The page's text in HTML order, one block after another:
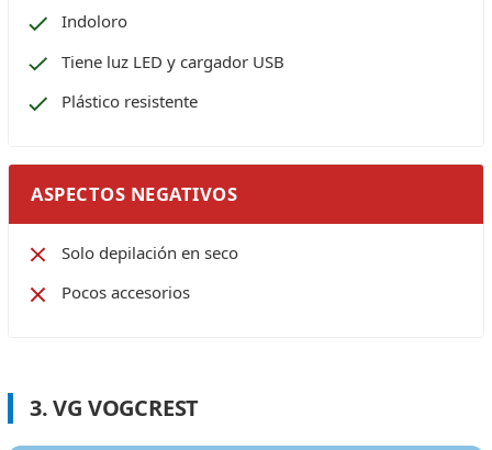
Indoloro
Tiene luz LED y cargador USB
Plástico resistente
ASPECTOS NEGATIVOS
Solo depilación en seco
Pocos accesorios
3. VG VOGCREST